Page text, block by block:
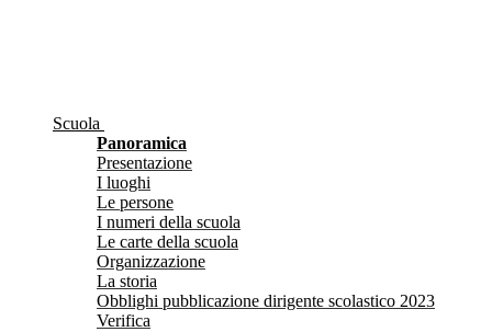
Scuola
Panoramica
Presentazione
I luoghi
Le persone
I numeri della scuola
Le carte della scuola
Organizzazione
La storia
Obblighi pubblicazione dirigente scolastico 2023
Verifica